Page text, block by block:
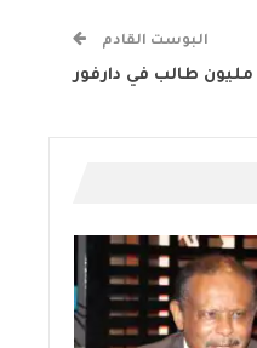
البوست القادم